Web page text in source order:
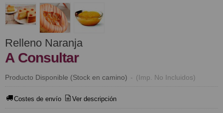
Relleno Naranja
A Consultar
Producto Disponible (Stock en camino) - (Imp. No Incluidos)
Costes de envío Ver descripción